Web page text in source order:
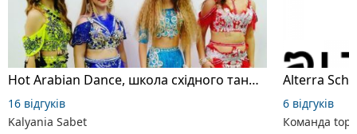
Hot Arabian Dance, школа східного танцю
16 відгуків
Kalyania Sabet
6 відгуків
Команда